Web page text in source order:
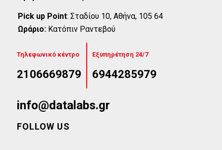
Pick up Point: Σταδίου 10, Αθήνα, 105 64
Ωράριο: Κατόπιν Ραντεβού
Τηλεφωνικό κέντρο
2106669879
Εξυπηρέτηση 24/7
6944285979
info@datalabs.gr
FOLLOW US